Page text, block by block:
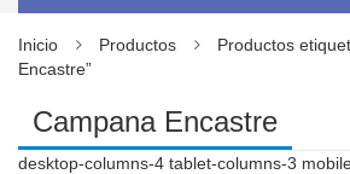
Inicio Productos
Productos
Encastre”
Campana Encastre
desktop-columns-4 tablet-columns-3